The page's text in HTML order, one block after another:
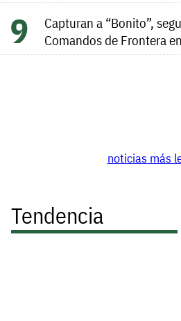
Capturan a “Bonito”,
Comandos de Frontera
noticias más
Tendencia